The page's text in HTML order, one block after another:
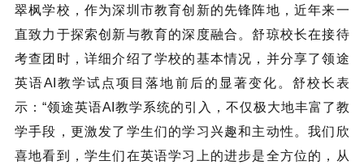
翠枫学校，作为深圳市教育创新的先锋阵地，近年来一
直致力于探索创新与教育的深度融合。舒琼校长在接待
考查团时，详细介绍了学校的基本情况，并分享了领途
英语AI教学试点项目落地前后的显著变化。舒校长表
示：“领途英语AI教学系统的引入，不仅极大地丰富了教
学手段，更激发了学生们的学习兴趣和主动性。我们欣
喜地看到，学生们在英语学习上的进步是全方位的，从